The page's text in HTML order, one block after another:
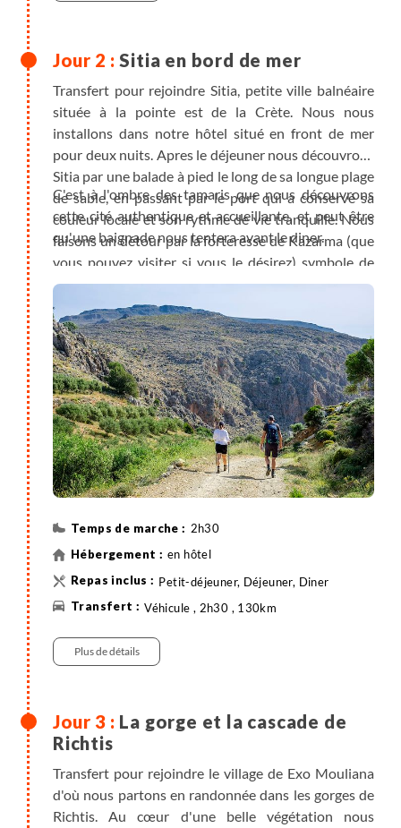
Sitia en bord de mer
Transfert pour rejoindre Sitia, petite ville balnéaire
située à la pointe est de la Crète. Nous nous
installons dans notre hôtel situé en front de mer
pour deux nuits. Apres le déjeuner nous découvrons
Sitia par une balade à pied le long de sa longue plage
de sable, en passant par le port qui a conservé sa
couleur locale et son rythme de vie tranquille. Nous
faisons un détour par la forteresse de Kazarma (que
vous pouvez visiter si vous le désirez) symbole de
l’histoire vénitienne et ottomane de la ville, elle offre
une vue panoramique sur Sitia et la mer.
C'est à l'ombre des tamaris que nous découvrons
cette cité authentique et accueillante, et peut être
qu'une baignade nous tentera avant le diner.
2h30
en hôtel
Petit-déjeuner, Déjeuner, Diner
Véhicule , 2h30 , 130km
Randonnée
Plus de détails
La gorge et la cascade de
Richtis
Transfert pour rejoindre le village de Exo Mouliana
d'où nous partons en randonnée dans les gorges de
Richtis. Au cœur d'une belle végétation nous